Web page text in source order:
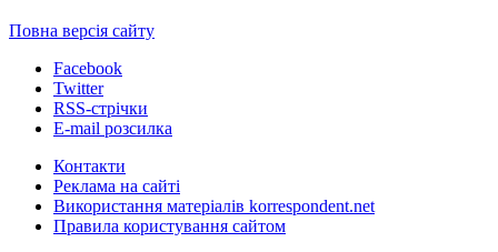
Повна версія сайту
Facebook
Twitter
RSS-стрічки
E-mail розсилка
Контакти
Реклама на сайті
Використання матеріалів korrespondent.net
Правила користування сайтом